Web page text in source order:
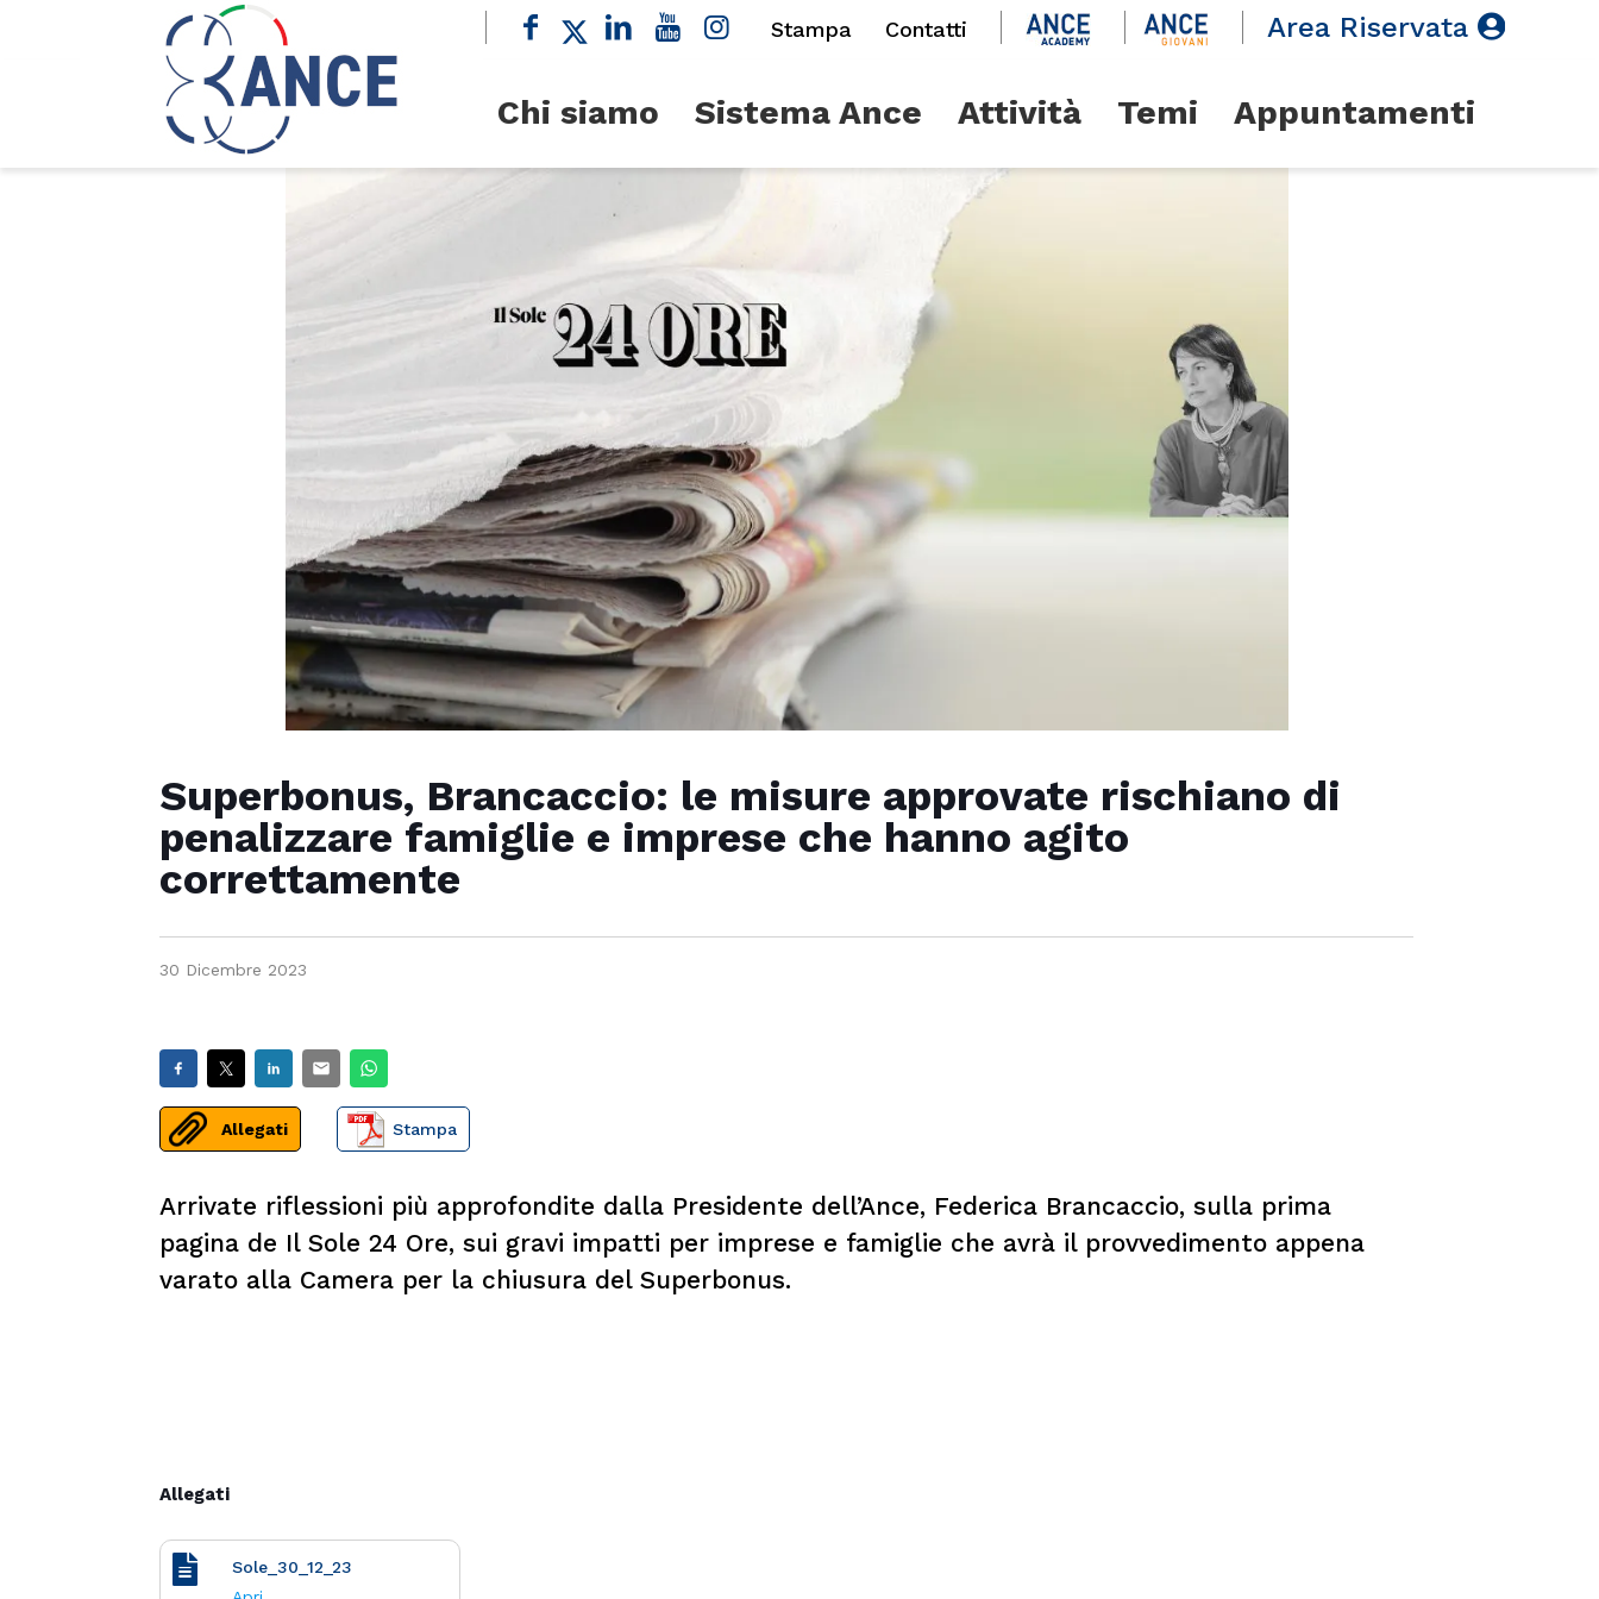
Stampa Contatti Area Riservata
Chi siamo Sistema Ance Attività Temi Appuntamenti
Superbonus, Brancaccio: le misure approvate rischiano di
penalizzare famiglie e imprese che hanno agito
correttamente
30 Dicembre 2023
Allegati Stampa
Arrivate riflessioni più approfondite dalla Presidente dell’Ance, Federica Brancaccio, sulla prima
pagina de Il Sole 24 Ore, sui gravi impatti per imprese e famiglie che avrà il provvedimento appena
varato alla Camera per la chiusura del Superbonus.
Allegati
Sole_30_12_23